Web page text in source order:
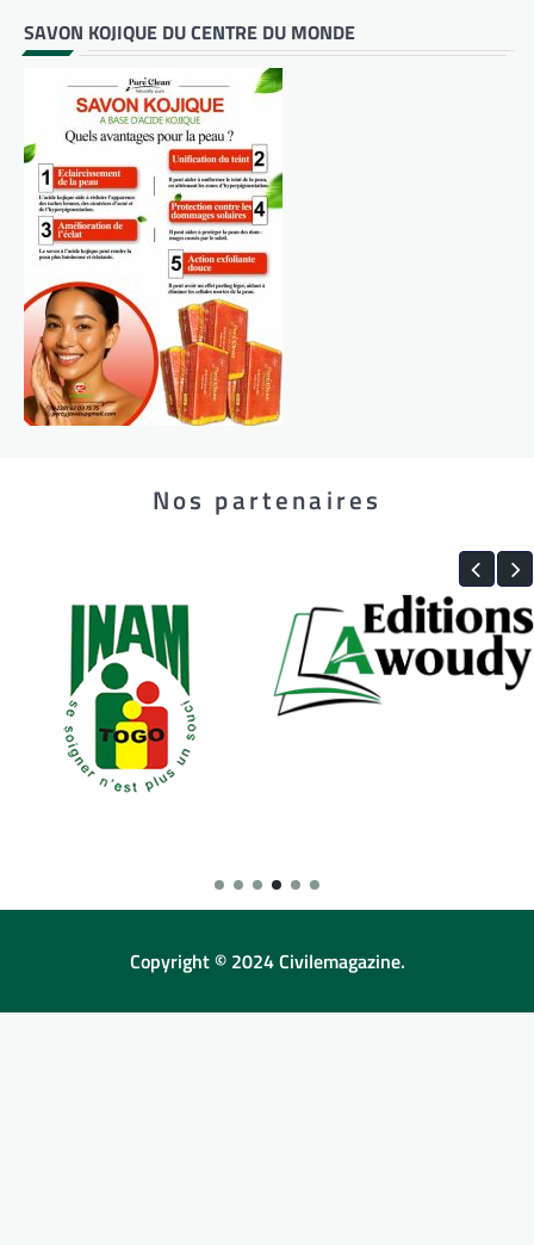
SAVON KOJIQUE DU CENTRE DU MONDE
Nos partenaires
Copyright © 2024 Civilemagazine.